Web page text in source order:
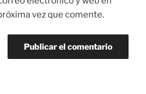
vez que comente.